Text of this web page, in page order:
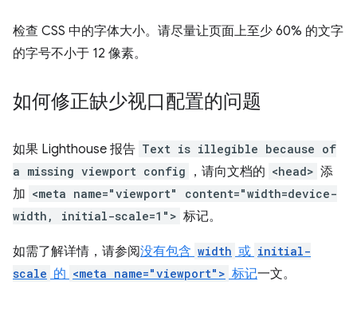
检查 CSS 中的字体大小。请尽量让页面上至少 60% 的文字
的字号不小于 12 像素。
如何修正缺少视口配置的问题
如果 Lighthouse 报告 Text is illegible because of
a missing viewport config
，请向文档的 <head> 添
加 <meta name="viewport" content="width=device-
width, initial-scale=1"> 标记。
如需了解详情，请参阅没有包含 width 或 initial-
scale 的 <meta name="viewport"> 标记一文。